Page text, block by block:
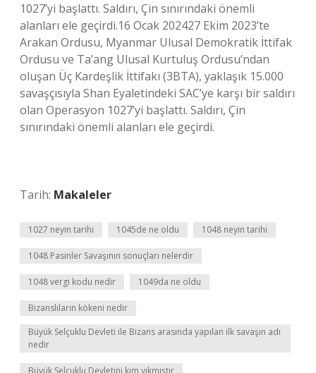
1027’yi başlattı. Saldırı, Çin sınırındaki önemli
alanları ele geçirdi.16 Ocak 202427 Ekim 2023’te
Arakan Ordusu, Myanmar Ulusal Demokratik İttifak
Ordusu ve Ta’ang Ulusal Kurtuluş Ordusu’ndan
oluşan Üç Kardeşlik İttifakı (3BTA), yaklaşık 15.000
savaşçısıyla Shan Eyaletindeki SAC’ye karşı bir saldırı
olan Operasyon 1027’yi başlattı. Saldırı, Çin
sınırındaki önemli alanları ele geçirdi.
Tarih: Makaleler
1027 neyin tarihi 1045de ne oldu 1048 neyin tarihi
1048 Pasinler Savaşının sonuçları nelerdir
1048 vergi kodu nedir 1049da ne oldu
Bizanslıların kökeni nedir
Büyük Selçuklu Devleti ile Bizans arasında yapılan ilk savaşın adı
nedir
Büyük Selçuklu Devletini kim yıkmıştır